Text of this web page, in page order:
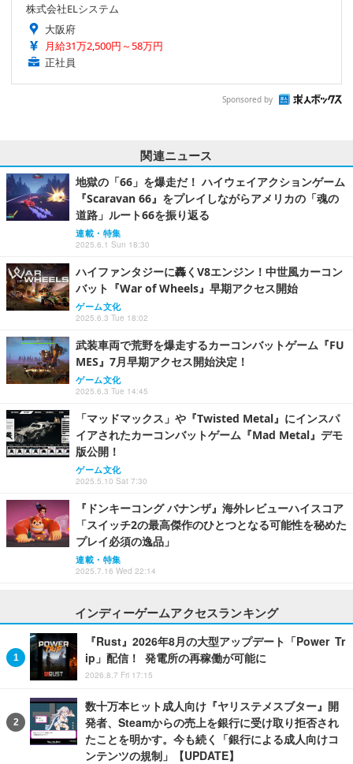
株式会社ELシステム
大阪府
月給31万2,500円～58万円
正社員
Sponsored by
関連ニュース
地獄の「66」を爆走だ！ ハイウェイアクションゲーム
『Scaravan 66』をプレイしながらアメリカの「魂の
道路」ルート66を振り返る
連載・特集
2025.6.1 Sun 18:30
ハイファンタジーに轟くV8エンジン！中世風カーコン
バット『War of Wheels』早期アクセス開始
ゲーム文化
2025.6.3 Tue 18:02
武装車両で荒野を爆走するカーコンバットゲーム『FU
MES』7月早期アクセス開始決定！
ゲーム文化
2025.6.3 Tue 14:45
「マッドマックス」や『Twisted Metal』にインスパ
イアされたカーコンバットゲーム『Mad Metal』デモ
版公開！
ゲーム文化
2025.5.10 Sat 7:30
『ドンキーコング バナンザ』海外レビューハイスコア
「スイッチ2の最高傑作のひとつとなる可能性を秘めた
プレイ必須の逸品」
連載・特集
2025.7.16 Wed 22:14
インディーゲームアクセスランキング
『Rust』2026年8月の大型アップデート「Power Tr
ip」配信！ 発電所の再稼働が可能に
2026.8.7 Fri 17:15
数十万本ヒット成人向け『ヤリステメスブター』開
発者、Steamからの売上を銀行に受け取り拒否され
たことを明かす。今も続く「銀行による成人向けコ
ンテンツの規制」【UPDATE】